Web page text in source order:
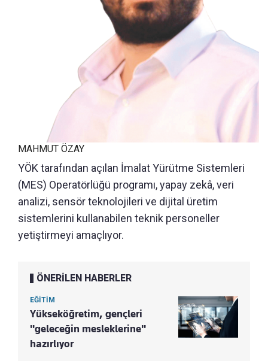
MAHMUT ÖZAY
YÖK tarafından açılan İmalat Yürütme Sistemleri
(MES) Operatörlüğü programı, yapay zekâ, veri
analizi, sensör teknolojileri ve dijital üretim
sistemlerini kullanabilen teknik personeller
yetiştirmeyi amaçlıyor.
ÖNERİLEN HABERLER
EĞİTİM
Yükseköğretim, gençleri
"geleceğin mesleklerine"
hazırlıyor